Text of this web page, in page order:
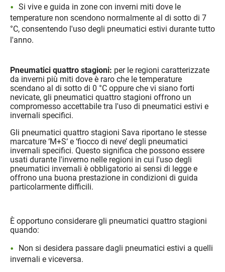
Si vive e guida in zone con inverni miti dove le
temperature non scendono normalmente al di sotto di 7
°C, consentendo l'uso degli pneumatici estivi durante tutto
l'anno.
Pneumatici quattro stagioni: per le regioni caratterizzate
da inverni più miti dove è raro che le temperature
scendano al di sotto di 0 °C oppure che vi siano forti
nevicate, gli pneumatici quattro stagioni offrono un
compromesso accettabile tra l'uso di pneumatici estivi e
invernali specifici.
Gli pneumatici quattro stagioni Sava riportano le stesse
marcature ‘M+S‘ e ‘fiocco di neve’ degli pneumatici
invernali specifici. Questo significa che possono essere
usati durante l'inverno nelle regioni in cui l'uso degli
pneumatici invernali è obbligatorio ai sensi di legge e
offrono una buona prestazione in condizioni di guida
particolarmente difficili.
È opportuno considerare gli pneumatici quattro stagioni
quando:
Non si desidera passare dagli pneumatici estivi a quelli
invernali e viceversa.